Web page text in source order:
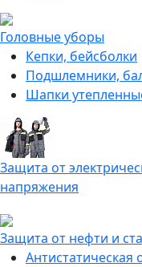
Головные уборы
Кепки, бейсболки
Подшлемники,
Шапки
Защита от
напряжения
Защита от нефти и
Антистатическая